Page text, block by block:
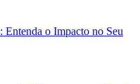
o Impacto no Seu